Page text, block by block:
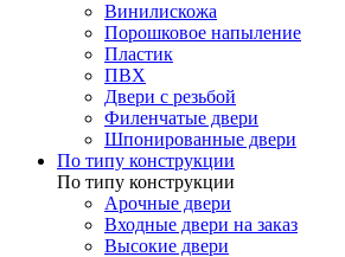
Винилискожа
Порошковое напыление
Пластик
ПВХ
Двери с резьбой
Филенчатые двери
Шпонированные двери
По типу конструкции
По типу конструкции
Арочные двери
Входные двери на заказ
Высокие двери